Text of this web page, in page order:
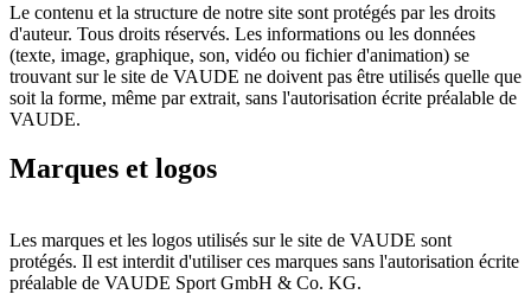
Le contenu et la structure de notre site sont protégés par les droits
d'auteur. Tous droits réservés. Les informations ou les données
(texte, image, graphique, son, vidéo ou fichier d'animation) se
trouvant sur le site de VAUDE ne doivent pas être utilisés quelle que
soit la forme, même par extrait, sans l'autorisation écrite préalable de
VAUDE.
Marques et logos
Les marques et les logos utilisés sur le site de VAUDE sont
protégés. Il est interdit d'utiliser ces marques sans l'autorisation écrite
préalable de VAUDE Sport GmbH & Co. KG.